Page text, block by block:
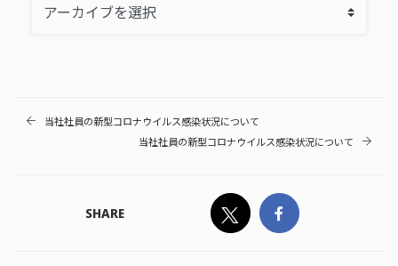
当社社員の新型コロナウイルス感染状況について
当社社員の新型コロナウイルス感染状況について
SHARE